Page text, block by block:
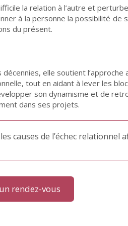
la relation à l’autre et
à la personne la possibilité de
du présent.
elle soutient
tout en aidant à lever les
son dynamisme et de
dans ses projets.
causes de l’échec relationnel
rendez-vous